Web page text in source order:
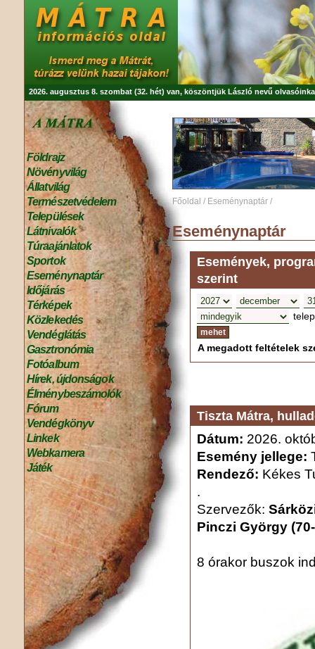
2026. augusztus 8. szombat (32. hét) van, köszöntjük László nevű
Földrajz
Növényvilág
Állatvilág
Természetvédelem
Települések
Látnivalók
Túraajánlatok
Sportok
Eseménynaptár
Időjárás
Térképek
Közlekedés
Vendéglátás
Gasztronómia
Fotóalbum
Hírek, újdonságok
Élménybeszámolók
Fórum
Vendégkönyv
Linkek
Webkamera
Játék
Főoldal / Eseménynaptár /
Eseménynaptár
Események,
szerint
A megadott feltételek
Tiszta Mátra,
Dátum: 2026.
Esemény jellege:
Rendező: Kékes
.
Szervezők:
Pinczi György
8 órakor buszok